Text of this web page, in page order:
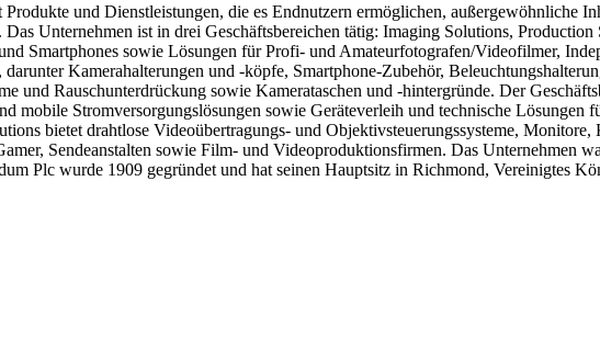
und Dienstleistungen, die es Endnutzern ermöglichen, außergewöhnliche
Unternehmen ist in drei Geschäftsbereichen tätig: Imaging Solutions,
Smartphones sowie Lösungen für Profi- und Amateurfotografen/Videofilmer,
Kamerahalterungen und -köpfe, Smartphone-Zubehör,
und Rauschunterdrückung sowie Kamerataschen und -hintergründe. Der
mobile Stromversorgungslösungen sowie Geräteverleih und technische
bietet drahtlose Videoübertragungs- und Objektivsteuerungssysteme,
Sendeanstalten sowie Film- und Videoproduktionsfirmen. Das Unternehmen
Plc wurde 1909 gegründet und hat seinen Hauptsitz in Richmond, Vereinigtes